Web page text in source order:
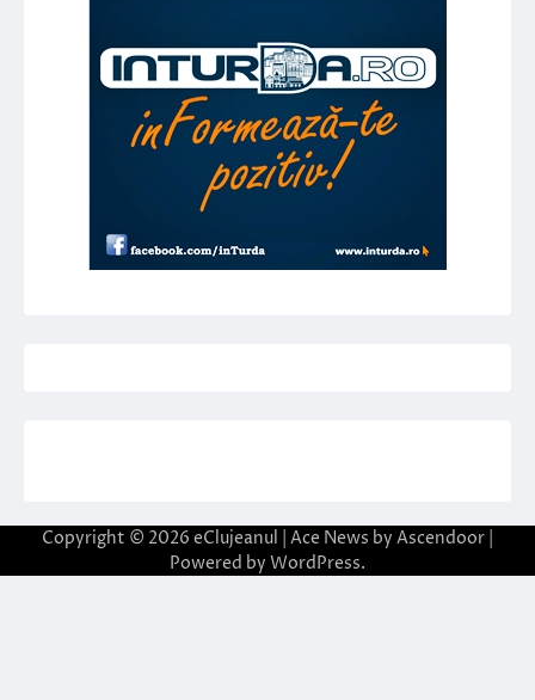
Copyright © 2026 eClujeanul | Ace News by Ascendoor
Powered by WordPress.